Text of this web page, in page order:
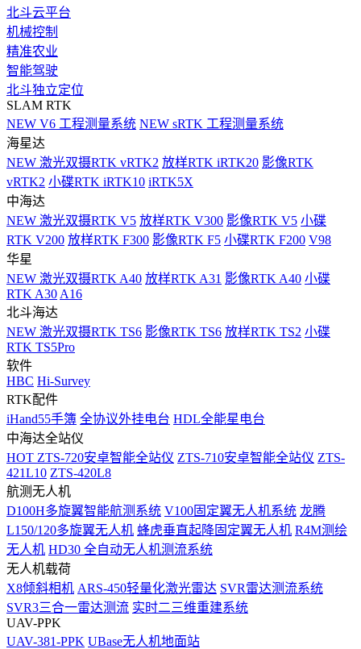
北斗云平台
机械控制
精准农业
智能驾驶
北斗独立定位
SLAM RTK
NEW V6 工程测量系统 NEW sRTK 工程测量系统
海星达
NEW 激光双摄RTK vRTK2 放样RTK iRTK20 影像RTK
vRTK2 小碟RTK iRTK10 iRTK5X
中海达
NEW 激光双摄RTK V5 放样RTK V300 影像RTK V5 小碟
RTK V200 放样RTK F300 影像RTK F5 小碟RTK F200 V98
华星
NEW 激光双摄RTK A40 放样RTK A31 影像RTK A40 小碟
RTK A30 A16
北斗海达
NEW 激光双摄RTK TS6 影像RTK TS6 放样RTK TS2 小碟
RTK TS5Pro
软件
HBC Hi-Survey
RTK配件
iHand55手簿 全协议外挂电台 HDL全能星电台
中海达全站仪
HOT ZTS-720安卓智能全站仪 ZTS-710安卓智能全站仪 ZTS-
421L10 ZTS-420L8
航测无人机
D100H多旋翼智能航测系统 V100固定翼无人机系统 龙腾
L150/120多旋翼无人机 蜂虎垂直起降固定翼无人机 R4M测绘
无人机 HD30 全自动无人机测流系统
无人机载荷
X8倾斜相机 ARS-450轻量化激光雷达 SVR雷达测流系统
SVR3三合一雷达测流 实时二三维重建系统
UAV-PPK
UAV-381-PPK UBase无人机地面站